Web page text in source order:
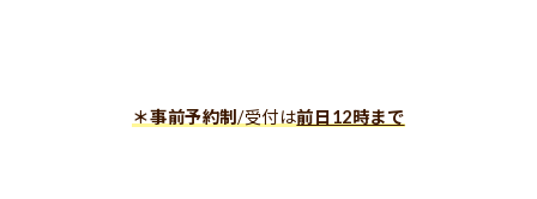
＊事前予約制 /受付は前日12時まで